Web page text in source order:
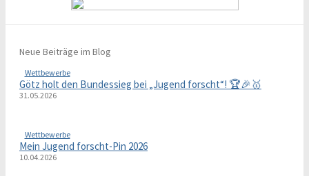
Neue Beiträge im Blog
Wettbewerbe
Götz holt den Bundessieg bei „Jugend forscht“! 🏆🎉🥇
31.05.2026
Wettbewerbe
Mein Jugend forscht-Pin 2026
10.04.2026